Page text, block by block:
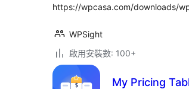
https://wpcasa.com/downloads/
WPSight
啟用安裝數: 100+
My Pricing